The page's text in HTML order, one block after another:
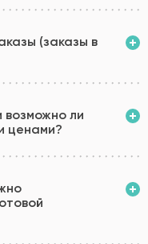
(заказы в
возможно ли
ценами?